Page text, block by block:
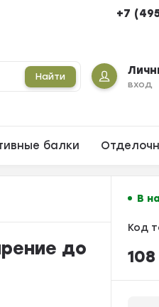
+7
Найти
вход
балки
до
В
Код
108